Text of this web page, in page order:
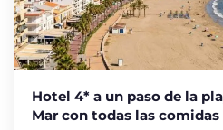
Hotel 4* a un paso de la
Mar con todas las